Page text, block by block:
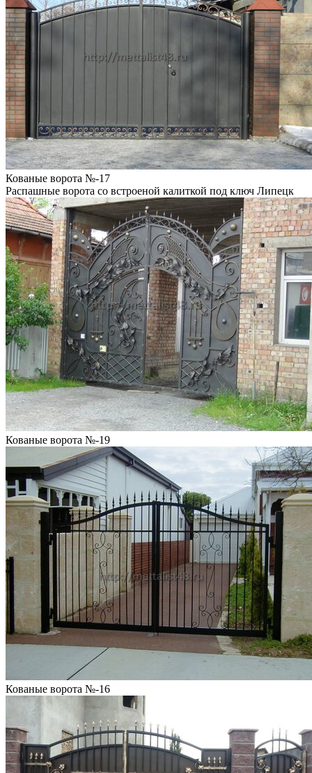
Кованые ворота №-17
Распашные ворота со встроеной калиткой под ключ Липецк
Кованые ворота №-19
Кованые ворота №-16